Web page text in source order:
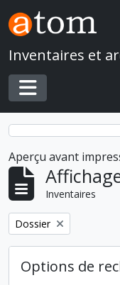
Skip to main content
Inventaires et
Toggle
Aperçu avant
Inventaires
Remove filter:
Dossier
Options de